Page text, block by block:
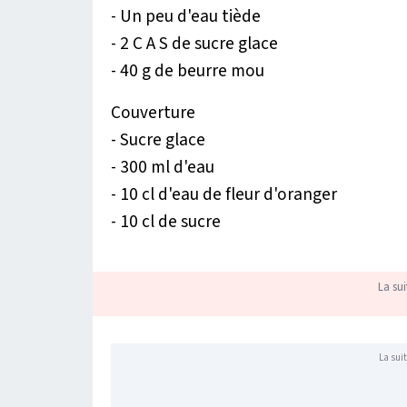
- Un peu d'eau tiède
- 2 C A S de sucre glace
- 40 g de beurre mou
Couverture
- Sucre glace
- 300 ml d'eau
- 10 cl d'eau de fleur d'oranger
- 10 cl de sucre
La
La